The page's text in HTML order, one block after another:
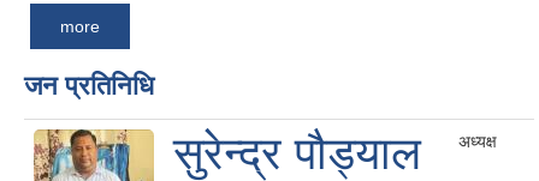
more
जन प्रतिनिधि
सुरेन्द्र पौड्याल अध्यक्ष